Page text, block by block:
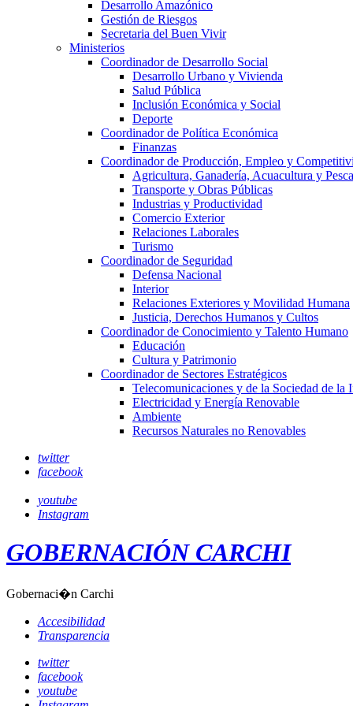
Desarrollo Amazónico
Gestión de Riesgos
Secretaria del Buen Vivir
Ministerios
Coordinador de Desarrollo Social
Desarrollo Urbano y Vivienda
Salud Pública
Inclusión Económica y Social
Deporte
Coordinador de Política Económica
Finanzas
Coordinador de Producción, Empleo y
Agricultura, Ganadería, Acuacultura y Pesca
Transporte y Obras Públicas
Industrias y Productividad
Comercio Exterior
Relaciones Laborales
Turismo
Coordinador de Seguridad
Defensa Nacional
Interior
Relaciones Exteriores y Movilidad Humana
Justicia, Derechos Humanos y Cultos
Coordinador de Conocimiento y Talento Humano
Educación
Cultura y Patrimonio
Coordinador de Sectores Estratégicos
Telecomunicaciones y de la Sociedad de la
Electricidad y Energía Renovable
Ambiente
Recursos Naturales no Renovables
twitter
facebook
youtube
Instagram
GOBERNACIÓN CARCHI
Gobernaci�n Carchi
Accesibilidad
Transparencia
twitter
facebook
youtube